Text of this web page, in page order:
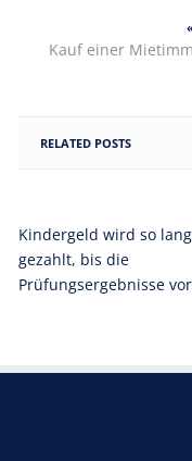
Kauf einer
RELATED POSTS
Kindergeld wird so
gezahlt, bis die
Prüfungsergebnisse